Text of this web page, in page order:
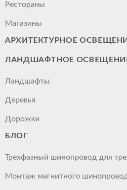
Рестораны
Магазины
АРХИТЕКТУРНОЕ
ЛАНДШАФТНОЕ
Ландшафты
Деревья
Дорожки
БЛОГ
Трехфазный шинопровод для
Монтаж магнитного